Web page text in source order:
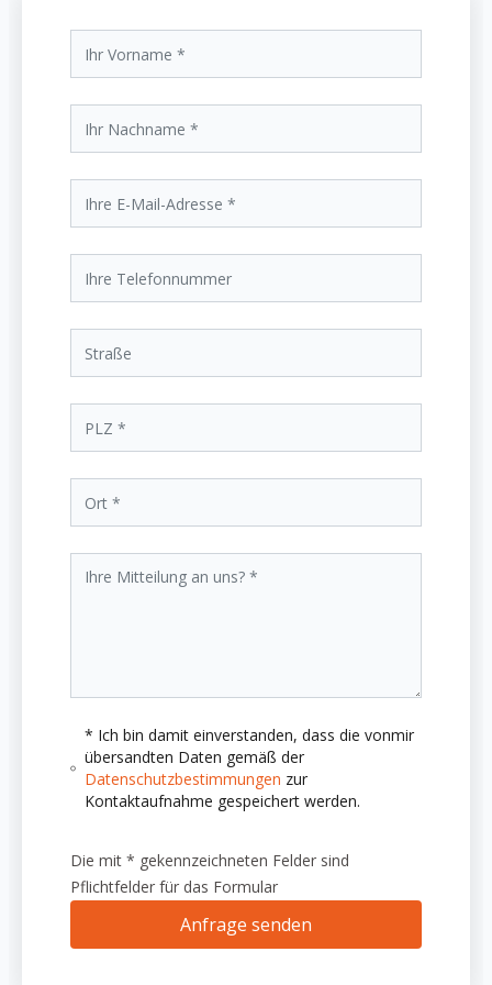
* Ich bin damit einverstanden, dass die vonmir
übersandten Daten gemäß der
Datenschutzbestimmungen zur
Kontaktaufnahme gespeichert werden.
Die mit * gekennzeichneten Felder sind
Pflichtfelder für das Formular
Anfrage senden